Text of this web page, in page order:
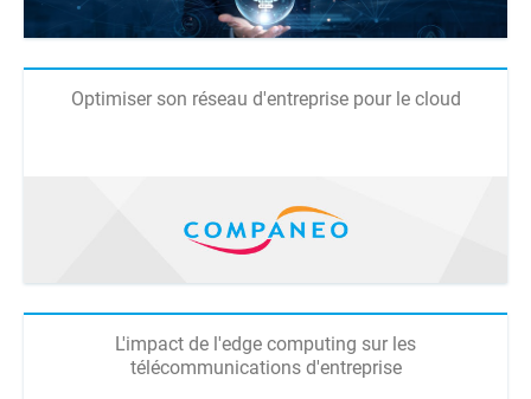
Optimiser son réseau d'entreprise pour le cloud
L'impact de l'edge computing sur les
télécommunications d'entreprise